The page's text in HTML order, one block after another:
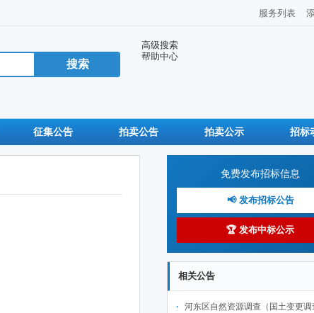
服务列表
高级搜索
帮助中心
征集公告 拍卖公告 拍卖公示 招标
免费发布招标信息
📢 发布招标公告
🏆 发布中标公示
相关公告
河东区自然资源调查（国土变更调查及林草湿监测调查、城市国土空间监测）项